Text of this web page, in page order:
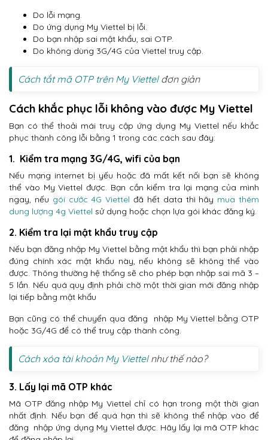
Do lỗi mạng.
Do ứng dụng My Viettel bị lỗi.
Do bạn nhập sai mật khẩu, sai OTP.
Do không dùng 3G/4G của Viettel truy cập.
Cách tắt mã OTP trên My Viettelđơn giản
Cách khắc phục lỗi không vào được My Viettel
Bạn có thể thoải mái truy cập ứng dụng My Viettel nếu khắc
phục thành công lỗi bằng 1 trong các cách sau đây:
1. Kiểm tra mạng 3G/4G, wifi của bạn
Nếu mạng internet bị yếu hoặc đã mất kết nối bạn sẽ không
thể vào My Viettel được. Bạn cần kiểm tra lại mạng của mình
ngay, nếu gói cước 4G Viettel đã hết data thì hãy mua thêm
dung lượng 4g Viettel sử dụng hoặc chọn lựa gói khác đăng ký.
2. Kiểm tra lại mật khẩu truy cập
Nếu bạn đăng nhập My Viettel bằng mật khẩu thì bạn phải nhập
đúng chính xác mật khẩu này, nếu không sẽ không thể vào
được. Thông thường hệ thống sẽ cho phép bạn nhập sai mã 3 –
5 lần. Nếu quá quy định phải chờ một thời gian mới đăng nhập
lại tiếp bằng mật khẩu
Bạn cũng có thể chuyển qua đăng nhập My Viettel bằng OTP
hoặc 3G/4G để có thể truy cập thành công.
Cách xóa tài khoản My Viettelnhư thế nào?
3. Lấy lại mã OTP khác
Mã OTP đăng nhập My Viettel chỉ có hạn trong một thời gian
nhất định. Nếu bạn để quá hạn thì sẽ không thể nhập vào để
đăng nhập ứng dụng My Viettel được. Hãy lấy lại mã OTP khác